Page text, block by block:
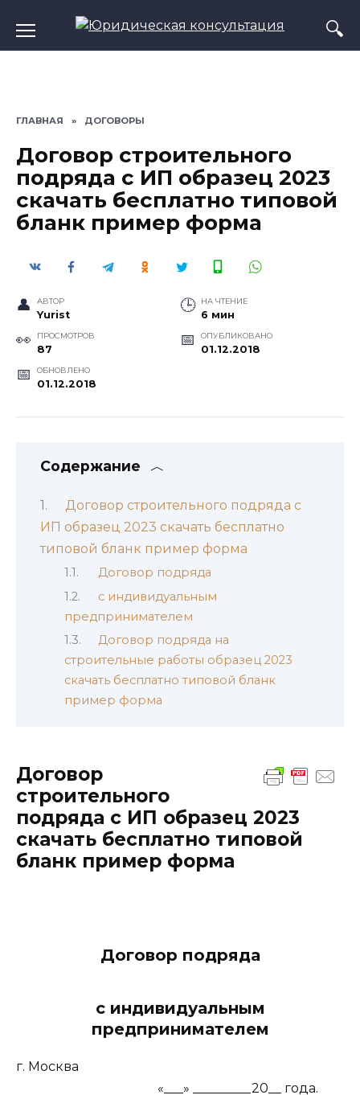
содержанию
ГЛАВНАЯ » ДОГОВОРЫ
Договор строительного
подряда с ИП образец 2023
скачать бесплатно типовой
бланк пример форма
АВТОР
Yurist
НА ЧТЕНИЕ
6 мин
ПРОСМОТРОВ
87
ОПУБЛИКОВАНО
01.12.2018
ОБНОВЛЕНО
01.12.2018
Содержание
Договор строительного подряда с
ИП образец 2023 скачать бесплатно
типовой бланк пример форма
Договор подряда
с индивидуальным
предпринимателем
Договор подряда на
строительные работы образец 2023
скачать бесплатно типовой бланк
пример форма
Договор
строительного
подряда с ИП образец 2023
скачать бесплатно типовой
бланк пример форма
Договор подряда
с индивидуальным
предпринимателем
г. Москва
«___» _________20__ года.